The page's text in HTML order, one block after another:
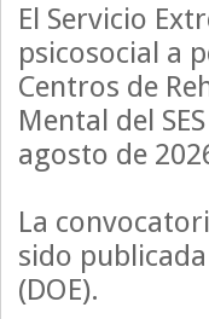
El Servicio
psicosocial a
Centros de
Mental del
agosto de
La
sido
(DOE).